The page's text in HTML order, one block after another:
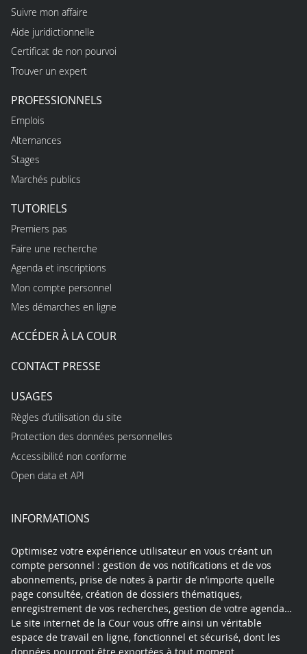
Suivre mon affaire
Aide juridictionnelle
Certificat de non pourvoi
Trouver un expert
PROFESSIONNELS
Emplois
Alternances
Stages
Marchés publics
TUTORIELS
Premiers pas
Faire une recherche
Agenda et inscriptions
Mon compte personnel
Mes démarches en ligne
ACCÉDER À LA COUR
CONTACT PRESSE
USAGES
Règles d’utilisation du site
Protection des données personnelles
Accessibilité non conforme
Open data et API
INFORMATIONS
Optimisez votre expérience utilisateur en vous créant un
compte personnel : gestion de vos notifications et de vos
abonnements, prise de notes à partir de n’importe quelle
page consultée, création de dossiers thématiques,
enregistrement de vos recherches, gestion de votre agenda…
Le site internet de la Cour vous offre ainsi un véritable
espace de travail en ligne, fonctionnel et sécurisé, dont les